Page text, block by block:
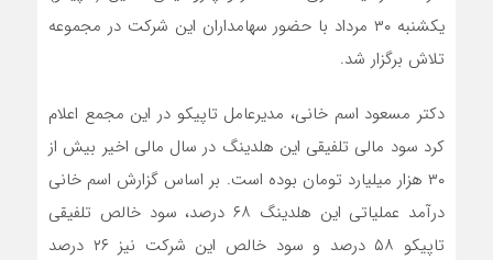
یکشنبه ۳۰ مرداد با حضور سهامداران این شرکت در مجموعه
تلاش برگزار شد.
دکتر مسعود اسم خانی، مدیرعامل تاپیکو در این مجمع اعلام
کرد سود مالی تلفیقی این هلدینگ در سال مالی اخیر بیش از
۳۰ هزار میلیارد تومان بوده است. بر اساس گزارش اسم خانی
درآمد عملیاتی این هلدینگ ۶۸ درصد، سود خالص تلفیقی
تاپیکو ۵۸ درصد و سود خالص این شرکت نیز ۲۶ درصد